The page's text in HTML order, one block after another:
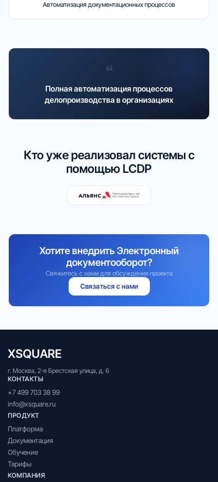
Автоматизация документационных процессов
❝
Полная автоматизация процессов
делопроизводства в организациях
Кто уже реализовал системы с
помощью LCDP
Хотите внедрить Электронный
документооборот?
Свяжитесь с нами для обсуждения проекта
Связаться с нами
XSQUARE
г. Москва, 2-я Брестская улица, д. 6
КОНТАКТЫ
+7 499 703 38 99
info@xsquare.ru
ПРОДУКТ
Платформа
Документация
Обучение
Тарифы
КОМПАНИЯ